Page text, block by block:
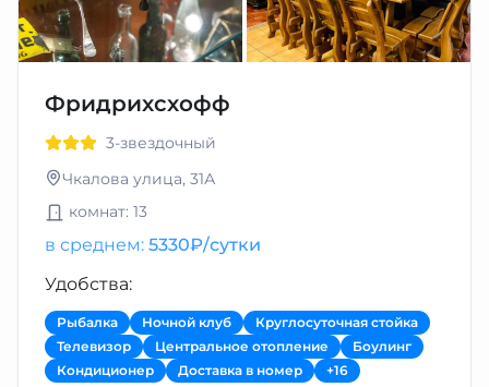
Фридрихсхофф
3-звездочный
Чкалова улица, 31А
комнат: 13
в среднем: 5330₽/сутки
Удобства:
Рыбалка Ночной клуб
Круглосуточная стойка
Телевизор
Центральное отопление
Боулинг
Кондиционер
Доставка в номер +16